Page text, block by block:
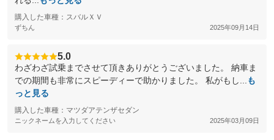
購入した車種：スバルＸＶ
ずちん 2025年09月14日
5.0
わざわざ試乗までさせて頂きありがとうございました。 納車ま
での期間も非常にスピーディーで助かりました。 私がもし...
も
っと見る
購入した車種：マツダアテンザセダン
ニックネームを入力してください 2025年03月09日